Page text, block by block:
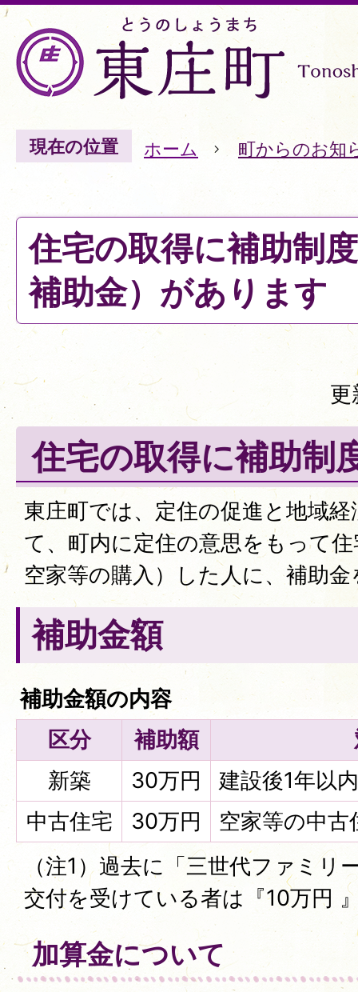
現在の位置 ホーム 町からのお知
住宅の取得に補助制
補助金）があります
更
住宅の取得に補助制
東庄町では、定住の促進と地域
て、町内に定住の意思をもって
空家等の購入）した人に、補助
補助金額
補助金額の内容
区分
補助額
新築
30万円
建設後1年以
中古住宅
30万円
空家等の中古
（注1）過去に「三世代ファミリ
交付を受けている者は『10万円
加算金について